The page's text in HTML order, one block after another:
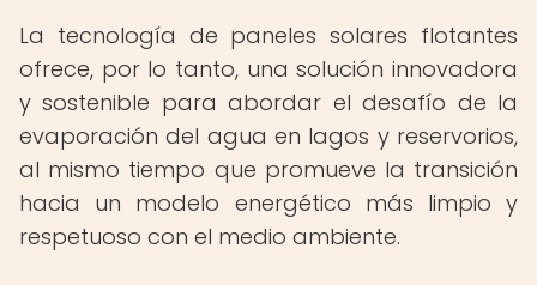
La tecnología de paneles solares flotantes
ofrece, por lo tanto, una solución innovadora
y sostenible para abordar el desafío de la
evaporación del agua en lagos y reservorios,
al mismo tiempo que promueve la transición
hacia un modelo energético más limpio y
respetuoso con el medio ambiente.